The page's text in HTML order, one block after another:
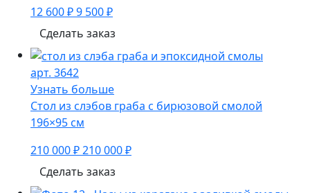
12 600 ₽9 500 ₽
Сделать заказ
арт. 3642
Узнать больше
Стол из слэбов граба с бирюзовой смолой
196×95 см
210 000 ₽210 000 ₽
Сделать заказ